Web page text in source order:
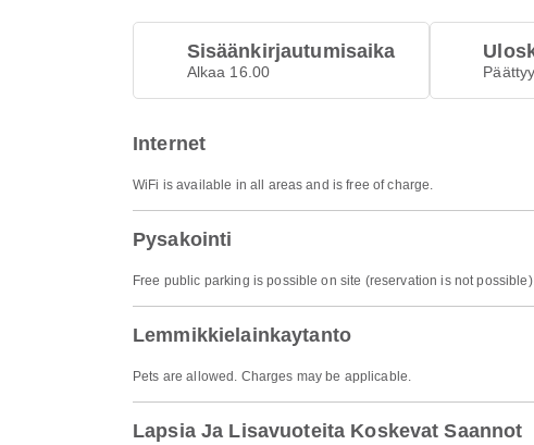
Sisäänkirjautumisaika
Alkaa 16.00
Internet
WiFi is available in all areas and is free of charge.
Pysakointi
Free public parking is possible on site (reservation is not
Lemmikkielainkaytanto
Pets are allowed. Charges may be applicable.
Lapsia Ja Lisavuoteita Koskevat Saannot